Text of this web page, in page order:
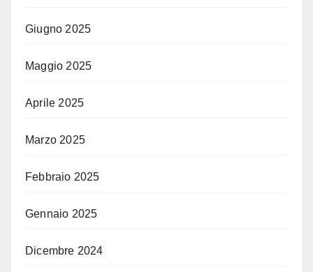
Giugno 2025
Maggio 2025
Aprile 2025
Marzo 2025
Febbraio 2025
Gennaio 2025
Dicembre 2024